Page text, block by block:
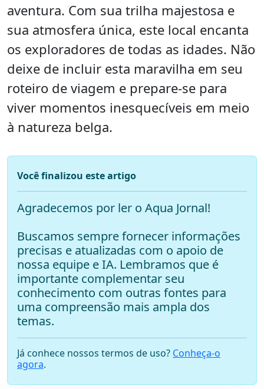
aventura. Com sua trilha majestosa e
sua atmosfera única, este local encanta
os exploradores de todas as idades. Não
deixe de incluir esta maravilha em seu
roteiro de viagem e prepare-se para
viver momentos inesquecíveis em meio
à natureza belga.
Você finalizou este artigo
Agradecemos por ler o Aqua Jornal!
Buscamos sempre fornecer informações
precisas e atualizadas com o apoio de
nossa equipe e IA. Lembramos que é
importante complementar seu
conhecimento com outras fontes para
uma compreensão mais ampla dos
temas.
Já conhece nossos termos de uso? Conheça-o
agora.